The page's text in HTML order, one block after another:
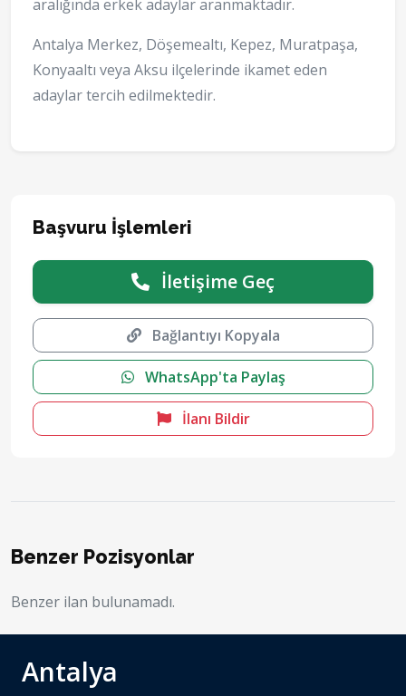
aralığında erkek adaylar aranmaktadır.
Antalya Merkez, Döşemealtı, Kepez, Muratpaşa,
Konyaaltı veya Aksu ilçelerinde ikamet eden
adaylar tercih edilmektedir.
Başvuru İşlemleri
İletişime Geç
Bağlantıyı Kopyala
WhatsApp'ta Paylaş
İlanı Bildir
Benzer Pozisyonlar
Benzer ilan bulunamadı.
Antalya